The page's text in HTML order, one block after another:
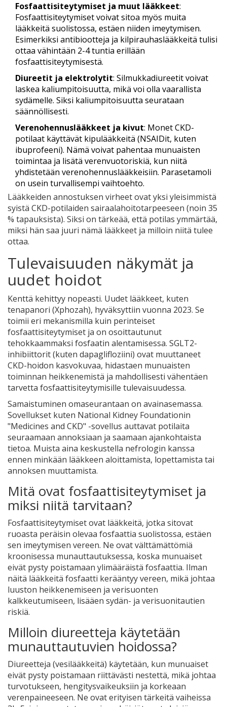
Fosfaattisiteytymiset ja muut lääkkeet:
Fosfaattisiteytymiset voivat sitoa myös muita
lääkkeitä suolistossa, estäen niiden imeytymisen.
Esimerkiksi antibiootteja ja kilpirauhaslääkkeitä tulisi
ottaa vähintään 2-4 tuntia erillään
fosfaattisiteytymisestä.
Diureetit ja elektrolytit: Silmukkadiureetit voivat
laskea kaliumpitoisuutta, mikä voi olla vaarallista
sydämelle. Siksi kaliumpitoisuutta seurataan
säännöllisesti.
Verenohennuslääkkeet ja kivut: Monet CKD-
potilaat käyttävät kipulääkkeitä (NSAIDit, kuten
ibuprofeeni). Nämä voivat pahentaa munuaisten
toimintaa ja lisätä verenvuotoriskiä, kun niitä
yhdistetään verenohennuslääkkeisiin. Parasetamoli
on usein turvallisempi vaihtoehto.
Lääkkeiden annostuksen virheet ovat yksi yleisimmistä
syistä CKD-potilaiden sairaalahoitotarpeeseen (noin 35
% tapauksista). Siksi on tärkeää, että potilas ymmärtää,
miksi hän saa juuri nämä lääkkeet ja milloin niitä tulee
ottaa.
Tulevaisuuden näkymät ja
uudet hoidot
Kenttä kehittyy nopeasti. Uudet lääkkeet, kuten
tenapanori (Xphozah), hyväksyttiin vuonna 2023. Se
toimii eri mekanismilla kuin perinteiset
fosfaattisiteytymiset ja on osoittautunut
tehokkaammaksi fosfaatin alentamisessa. SGLT2-
inhibiittorit (kuten dapaglifloziini) ovat muuttaneet
CKD-hoidon kasvokuvaa, hidastaen munuaisten
toiminnan heikkenemistä ja mahdollisesti vähentäen
tarvetta fosfaattisiteytymisille tulevaisuudessa.
Samaistuminen omaseurantaan on avainasemassa.
Sovellukset kuten National Kidney Foundationin
"Medicines and CKD" -sovellus auttavat potilaita
seuraamaan annoksiaan ja saamaan ajankohtaista
tietoa. Muista aina keskustella nefrologin kanssa
ennen minkään lääkkeen aloittamista, lopettamista tai
annoksen muuttamista.
Mitä ovat fosfaattisiteytymiset ja
miksi niitä tarvitaan?
Fosfaattisiteytymiset ovat lääkkeitä, jotka sitovat
ruoasta peräisin olevaa fosfaattia suolistossa, estäen
sen imeytymisen vereen. Ne ovat välttämättömiä
kroonisessa munauttautuksessa, koska munuaiset
eivät pysty poistamaan ylimääräistä fosfaattia. Ilman
näitä lääkkeitä fosfaatti kerääntyy vereen, mikä johtaa
luuston heikkenemiseen ja verisuonten
kalkkeutumiseen, lisääen sydän- ja verisuonitautien
riskiä.
Milloin diureetteja käytetään
munauttautuvien hoidossa?
Diureetteja (vesilääkkeitä) käytetään, kun munuaiset
eivät pysty poistamaan riittävästi nestettä, mikä johtaa
turvotukseen, hengitysvaikeuksiin ja korkeaan
verenpaineeseen. Ne ovat erityisen tärkeitä vaiheissa